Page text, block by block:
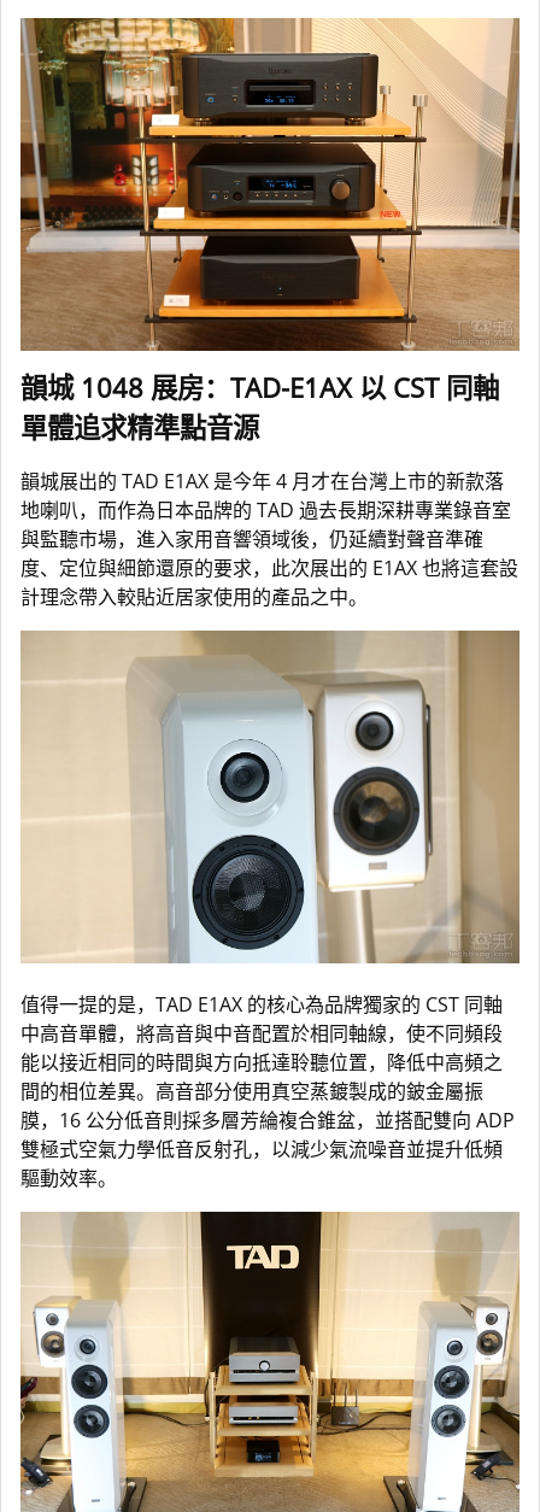
韻城 1048 展房：TAD-E1AX 以 CST 同軸
單體追求精準點音源
韻城展出的 TAD E1AX 是今年 4 月才在台灣上市的新款落
地喇叭，而作為日本品牌的 TAD 過去長期深耕專業錄音室
與監聽市場，進入家用音響領域後，仍延續對聲音準確
度、定位與細節還原的要求，此次展出的 E1AX 也將這套設
計理念帶入較貼近居家使用的產品之中。
值得一提的是，TAD E1AX 的核心為品牌獨家的 CST 同軸
中高音單體，將高音與中音配置於相同軸線，使不同頻段
能以接近相同的時間與方向抵達聆聽位置，降低中高頻之
間的相位差異。高音部分使用真空蒸鍍製成的鈹金屬振
膜，16 公分低音則採多層芳綸複合錐盆，並搭配雙向 ADP
雙極式空氣力學低音反射孔，以減少氣流噪音並提升低頻
驅動效率。